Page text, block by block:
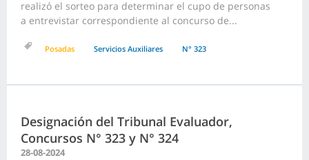
realizó el sorteo para determinar el cupo de personas
a entrevistar correspondiente al concurso de...
Posadas Servicios Auxiliares N° 323
Designación del Tribunal Evaluador,
Concursos N° 323 y N° 324
28-08-2024